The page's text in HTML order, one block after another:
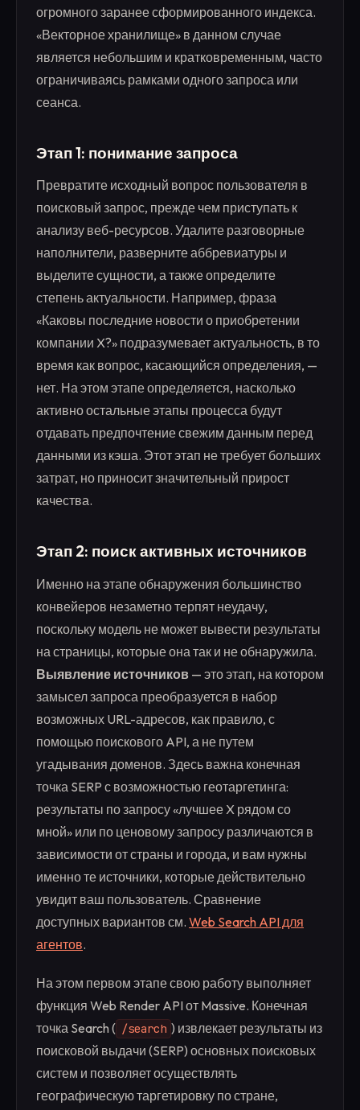
огромного заранее сформированного индекса.
«Векторное хранилище» в данном случае
является небольшим и кратковременным, часто
ограничиваясь рамками одного запроса или
сеанса.
Этап 1: понимание запроса
Превратите исходный вопрос пользователя в
поисковый запрос, прежде чем приступать к
анализу веб-ресурсов. Удалите разговорные
наполнители, разверните аббревиатуры и
выделите сущности, а также определите
степень актуальности. Например, фраза
«Каковы последние новости о приобретении
компании X?» подразумевает актуальность, в то
время как вопрос, касающийся определения, —
нет. На этом этапе определяется, насколько
активно остальные этапы процесса будут
отдавать предпочтение свежим данным перед
данными из кэша. Этот этап не требует больших
затрат, но приносит значительный прирост
качества.
Этап 2: поиск активных источников
Именно на этапе обнаружения большинство
конвейеров незаметно терпят неудачу,
поскольку модель не может вывести результаты
на страницы, которые она так и не обнаружила.
Выявление источников — это этап, на котором
замысел запроса преобразуется в набор
возможных URL-адресов, как правило, с
помощью поискового API, а не путем
угадывания доменов. Здесь важна конечная
точка SERP с возможностью геотаргетинга:
результаты по запросу «лучшее X рядом со
мной» или по ценовому запросу различаются в
зависимости от страны и города, и вам нужны
именно те источники, которые действительно
увидит ваш пользователь. Сравнение
доступных вариантов см. Web Search API для
агентов.
На этом первом этапе свою работу выполняет
функция Web Render API от Massive. Конечная
точка Search ( /search ) извлекает результаты из
поисковой выдачи (SERP) основных поисковых
систем и позволяет осуществлять
географическую таргетировку по стране,